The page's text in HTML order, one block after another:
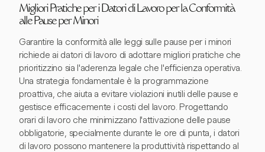
Migliori Pratiche per i Datori di Lavoro per la Conformità
alle Pause per Minori
Garantire la conformità alle leggi sulle pause per i minori
richiede ai datori di lavoro di adottare migliori pratiche che
prioritizzino sia l'aderenza legale che l'efficienza operativa.
Una strategia fondamentale è la programmazione
proattiva, che aiuta a evitare violazioni inutili delle pause e
gestisce efficacemente i costi del lavoro. Progettando
orari di lavoro che minimizzano l'attivazione delle pause
obbligatorie, specialmente durante le ore di punta, i datori
di lavoro possono mantenere la produttività rispettando al